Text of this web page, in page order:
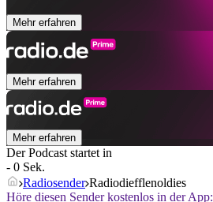
Mehr erfahren
Mehr erfahren
Mehr erfahren
Der Podcast startet in
- 0 Sek.
Radiosender Radiodiefflenoldies
Höre diesen Sender kostenlos in der App: